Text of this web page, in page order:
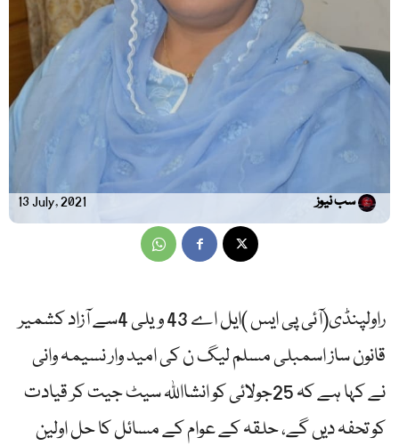
13 July, 2021 سب نیوز
راولپنڈی(آئی پی ایس )ایل اے 43 ویلی 4سے آزاد کشمیر
قانون ساز اسمبلی مسلم لیگ ن کی امید وار نسیمہ وانی
نے کہا ہے کہ 25جولائی کو انشااللہ سیٹ جیت کر قیادت
کو تحفہ دیں گے، حلقہ کے عوام کے مسائل کا حل اولین